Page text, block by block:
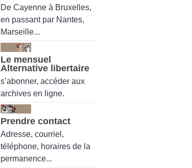
De Cayenne à Bruxelles,
en passant par Nantes,
Marseille...
Le mensuel
Alternative libertaire
s’abonner, accéder aux
archives en ligne.
Prendre contact
Adresse, courriel,
téléphone, horaires de la
permanence...